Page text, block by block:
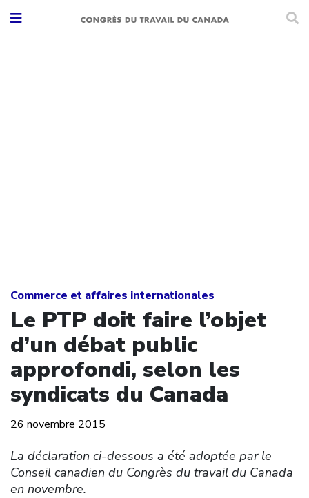
Commerce et affaires internationales
Le PTP doit faire l’objet
d’un débat public
approfondi, selon les
syndicats du Canada
26 novembre 2015
La déclaration ci-dessous a été adoptée par le
Conseil canadien du Congrès du travail du Canada
en novembre.